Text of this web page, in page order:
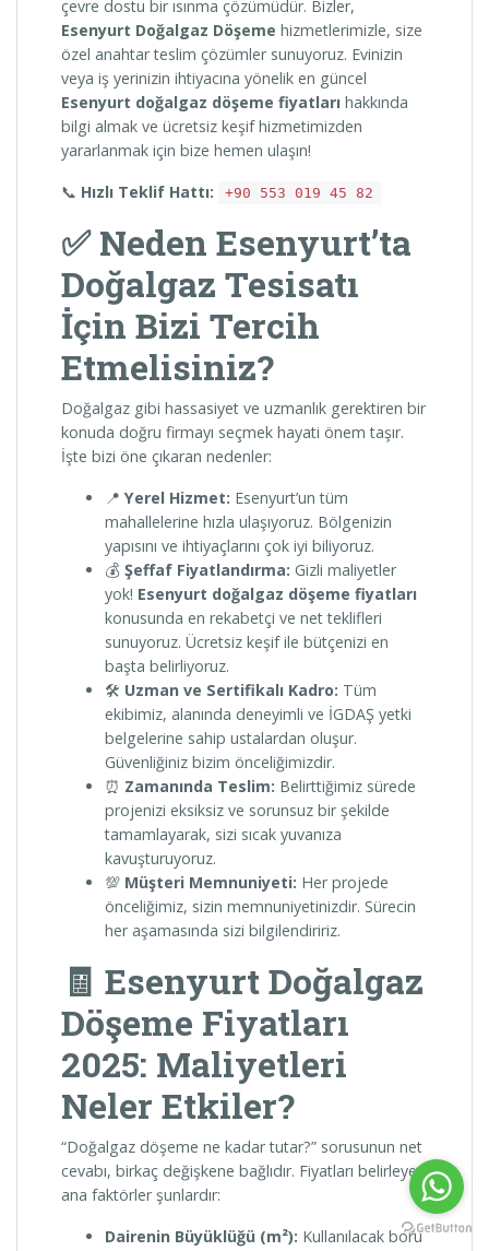
çevre dostu bir ısınma çözümüdür. Bizler,
Esenyurt Doğalgaz Döşeme hizmetlerimizle, size
özel anahtar teslim çözümler sunuyoruz. Evinizin
veya iş yerinizin ihtiyacına yönelik en güncel
Esenyurt doğalgaz döşeme fiyatları hakkında
bilgi almak ve ücretsiz keşif hizmetimizden
yararlanmak için bize hemen ulaşın!
📞 Hızlı Teklif Hattı: +90 553 019 45 82
✅ Neden Esenyurt’ta
Doğalgaz Tesisatı
İçin Bizi Tercih
Etmelisiniz?
Doğalgaz gibi hassasiyet ve uzmanlık gerektiren bir
konuda doğru firmayı seçmek hayati önem taşır.
İşte bizi öne çıkaran nedenler:
📍 Yerel Hizmet: Esenyurt’un tüm
mahallelerine hızla ulaşıyoruz. Bölgenizin
yapısını ve ihtiyaçlarını çok iyi biliyoruz.
💰 Şeffaf Fiyatlandırma: Gizli maliyetler
yok! Esenyurt doğalgaz döşeme fiyatları
konusunda en rekabetçi ve net teklifleri
sunuyoruz. Ücretsiz keşif ile bütçenizi en
başta belirliyoruz.
🛠️ Uzman ve Sertifikalı Kadro: Tüm
ekibimiz, alanında deneyimli ve İGDAŞ yetki
belgelerine sahip ustalardan oluşur.
Güvenliğiniz bizim önceliğimizdir.
⏰ Zamanında Teslim: Belirttiğimiz sürede
projenizi eksiksiz ve sorunsuz bir şekilde
tamamlayarak, sizi sıcak yuvanıza
kavuşturuyoruz.
💯 Müşteri Memnuniyeti: Her projede
önceliğimiz, sizin memnuniyetinizdir. Sürecin
her aşamasında sizi bilgilendiririz.
🧾 Esenyurt Doğalgaz
Döşeme Fiyatları
2025: Maliyetleri
Neler Etkiler?
“Doğalgaz döşeme ne kadar tutar?” sorusunun net
cevabı, birkaç değişkene bağlıdır. Fiyatları belirleyen
ana faktörler şunlardır:
Dairenin Büyüklüğü (m²): Kullanılacak boru